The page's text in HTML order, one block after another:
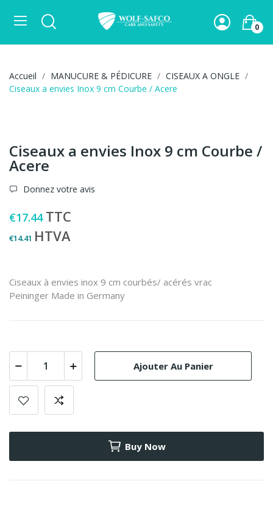
0
Accueil MANUCURE & PÉDICURE
CISEAUX A ONGLE
Ciseaux a envies Inox 9 cm Courbe / Acere
Ciseaux a envies Inox 9 cm Courbe /
Acere
Donnez votre avis
€17.44 TTC
€14.41 HTVA
Ciseaux à envies inox 9 cm courbés/ acérés vrac
Peininger Made in Germany
Ajouter Au Panier
Buy Now